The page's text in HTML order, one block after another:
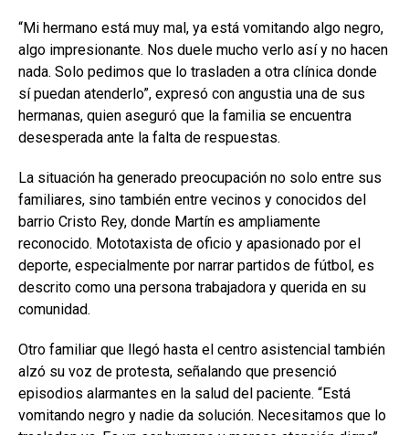
“Mi hermano está muy mal, ya está vomitando algo negro,
algo impresionante. Nos duele mucho verlo así y no hacen
nada. Solo pedimos que lo trasladen a otra clínica donde
sí puedan atenderlo”, expresó con angustia una de sus
hermanas, quien aseguró que la familia se encuentra
desesperada ante la falta de respuestas.
La situación ha generado preocupación no solo entre sus
familiares, sino también entre vecinos y conocidos del
barrio Cristo Rey, donde Martín es ampliamente
reconocido. Mototaxista de oficio y apasionado por el
deporte, especialmente por narrar partidos de fútbol, es
descrito como una persona trabajadora y querida en su
comunidad.
Otro familiar que llegó hasta el centro asistencial también
alzó su voz de protesta, señalando que presenció
episodios alarmantes en la salud del paciente. “Está
vomitando negro y nadie da solución. Necesitamos que lo